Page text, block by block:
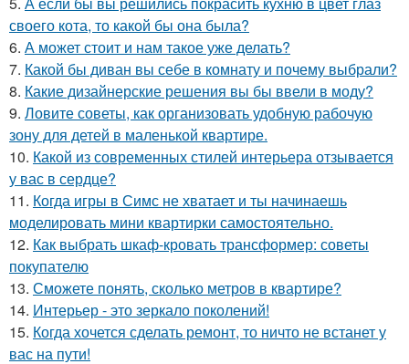
своего кота, то какой бы она была?
6. А может стоит и нам такое уже делать?
7. Какой бы диван вы себе в комнату и почему выбрали?
8. Какие дизайнерские решения вы бы ввели в моду?
9. Ловите советы, как организовать удобную рабочую
зону для детей в маленькой квартире.
10. Какой из современных стилей интерьера отзывается
у вас в сердце?
11. Когда игры в Симс не хватает и ты начинаешь
моделировать мини квартирки самостоятельно.
12. Как выбрать шкаф-кровать трансформер: советы
покупателю
13. Сможете понять, сколько метров в квартире?
14. Интерьер - это зеркало поколений!
15. Когда хочется сделать ремонт, то ничто не встанет у
вас на пути!